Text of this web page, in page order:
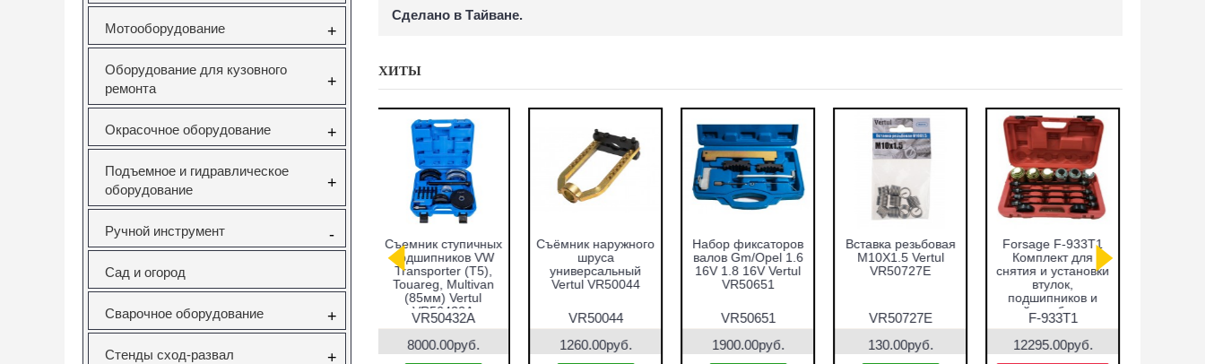
Мотооборудование +
Оборудование для кузовного
ремонта
+
Окрасочное оборудование +
Подъемное и гидравлическое
оборудование
+
Ручной инструмент -
Сад и огород
Сварочное оборудование +
Стенды сход-развал +
Сделано в Тайване.
ХИТЫ
Набор фиксаторов
16V 1.8 16V Vertul
Вставка резьбовая
VR50727E
VR50727E
Forsage F-933T1
Комплект для
снятия и установки
подшипников и
сайлентблоков
Набор оправок для
запрессовки
подшипников,
сальников и втулок
51пр. Vertul
7690.00руб.
Набор фиксаторов
валов VAG 1.2 TFSI
Vertul VR50661
1000.00руб.
Набор фрез для
восстановления
гнёзд дизельных
2670.00руб.
Набор фиксаторов
валов Fiat 1.2, 1.4л.
Vertul VR50372
Cъёмник
внутренних
подшипников,
обратным
молотком 8-58 мм
9090.00руб.